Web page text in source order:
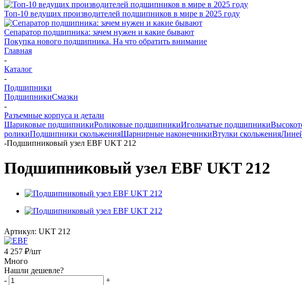
Топ-10 ведущих производителей подшипников в мире в 2025 году
Сепаратор подшипника: зачем нужен и какие бывают
Покупка нового подшипника. На что обратить внимание
Главная
-
Каталог
-
Подшипники
ПодшипникиСмазки
-
Разъемные корпуса и детали
Шариковые подшипникиРоликовые подшипникиИгольчатые подшипники
роликиПодшипники скольженияШарнирные наконечникиВтулки скольжения
-Подшипниковый узел EBF UKT 212
Подшипниковый узел EBF UKT 212
Артикул: UKT 212
4 257 ₽/шт
Много
Нашли дешевле?
-
+